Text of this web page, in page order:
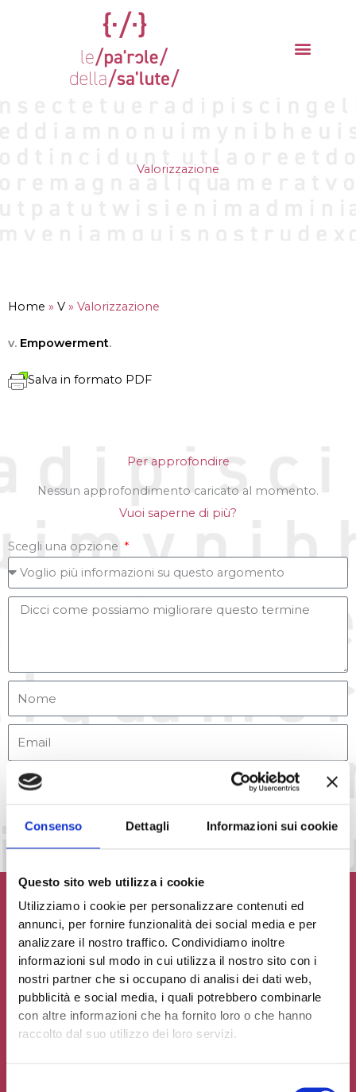
Consenso Dettagli Informazioni sui cookie
Questo sito web utilizza i cookie
Utilizziamo i cookie per personalizzare contenuti ed
annunci, per fornire funzionalità dei social media e per
analizzare il nostro traffico. Condividiamo inoltre
informazioni sul modo in cui utilizza il nostro sito con i
nostri partner che si occupano di analisi dei dati web,
pubblicità e social media, i quali potrebbero combinarle
con altre informazioni che ha fornito loro o che hanno
raccolto dal suo utilizzo dei loro servizi.
Valorizzazione
Home » V » Valorizzazione
v. Empowerment.
Salva in formato PDF
Per approfondire
Nessun approfondimento caricato al momento.
Vuoi saperne di più?
Scegli una opzione
Accetto la del sito web
Contribuisci al glossario
Seleziona un'opzione